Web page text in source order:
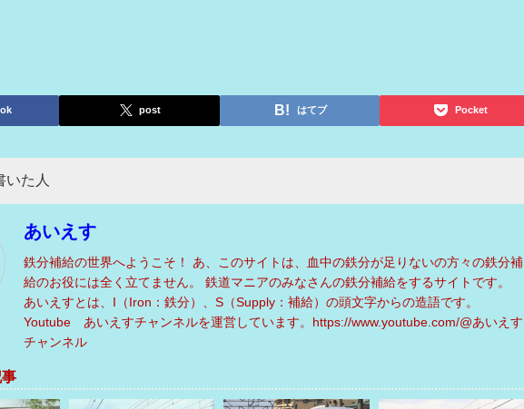
post はてブ Pocket
いた人
あいえす
鉄分補給の世界へようこそ！ あ、このサイトは、血中の鉄分が足りないの方々の鉄分補
給のお役には全く立てません。 鉄道マニアのみなさんの鉄分補給をするサイトです。
あいえすとは、I（Iron：鉄分）、S（Supply：補給）の頭文字からの造語です。
Youtube あいえすチャンネルを運営しています。https://www.youtube.com/@あいえす
チャンネル